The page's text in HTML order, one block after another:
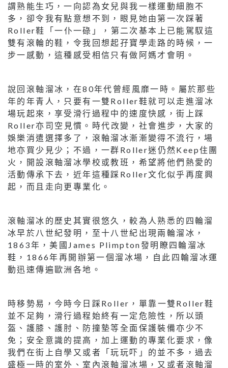
謂熟能生巧，一向認為女兒與我一樣運動細胞不
多，卻令我有點意想不到，眼見她由第一次踩著
Roller鞋「一仆一碌」，第二次基本上已能駕馭這
雙有滾輪的鞋，令我回想起孖寶學走路的時候，一
步一感動，這種感受相信只有做阿媽才會明。
說回滾軸溜冰，在80年代曾經風靡一時。屬於那些
年的年青人，只要有一雙Roller鞋就可以走進溜冰
場玩起來，享受滑行過程中的速度快感，街上踩
Roller亦司空見慣。時代改變，社會進步，大家的
娛樂消遣選擇多了，滾軸溜冰漸漸變得不流行，場
地亦買少見少；不過，一群Roller迷仍然Keep住團
火，開設滾軸溜冰學校或教班，希望將他們熱愛的
活動傳承下去，近年這種踩Roller文化似乎再度興
起，而且走向更專業化。
滾軸溜冰的歷史其實很悠久，較為人熟悉的四輪溜
冰早於八世紀發明，至十八世紀出現兩輪溜冰，
1863年，美國James Plimpton發明瞭四輪溜冰
鞋，1866年再開辦第一個溜冰場，自此四輪溜冰運
動迅速傳遍歐洲各地。
時移勢易，今時今日踩Roller，單靠一雙Roller鞋
並不足夠，滑行過程始終有一定危險性，所以頭
盔、護膝、護肘、防撞墊等全面保護裝備亦少不
免；安全意識的提高，加上運動的專業化要求，像
我們在街上自學又或者「玩玩吓」的並不多，過去
盛極一時的室外、室內滾軸溜冰場，又或者滾軸溜